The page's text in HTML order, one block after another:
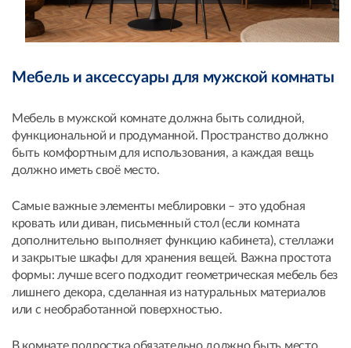
Мебель и аксессуары для мужской комнаты
Мебель в мужской комнате должна быть солидной,
функциональной и продуманной. Пространство должно
быть комфортным для использования, а каждая вещь
должно иметь своё место.
Самые важные элементы меблировки – это удобная
кровать или диван, письменный стол (если комната
дополнительно выполняет функцию кабинета), стеллажи
и закрытые шкафы для хранения вещей. Важна простота
формы: лучше всего подходит геометрическая мебель без
лишнего декора, сделанная из натуральных материалов
или с необработанной поверхностью.
В комнате подростка обязательно должно быть место